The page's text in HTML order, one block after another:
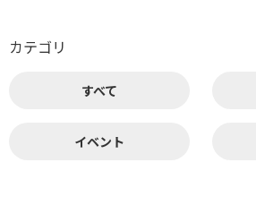
記事
ホットページって？
制作スタッフ
カテゴリ
すべて
イベント